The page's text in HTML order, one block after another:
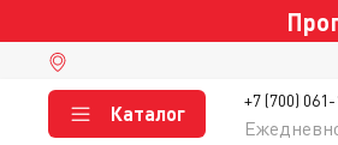
+7 (700)
Каталог